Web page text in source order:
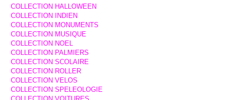
COLLECTION HALLOWEEN
COLLECTION INDIEN
COLLECTION MONUMENTS
COLLECTION MUSIQUE
COLLECTION NOEL
COLLECTION PALMIERS
COLLECTION SCOLAIRE
COLLECTION ROLLER
COLLECTION VELOS
COLLECTION SPELEOLOGIE